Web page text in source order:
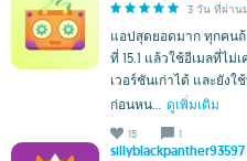
3 วัน ที่ผ่าน
แอปสุดยอดมาก ทุกคนถ้
ที่ 15.1 แล้วใช้อีเมลที่ไม่
เวอร์ชันเก่าได้ และยัง
ก่อนหน...
ดูเพิ่มเติม
15 1
sillyblackpanther93597